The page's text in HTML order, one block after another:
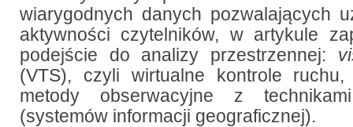
wiarygodnych danych pozwalających
aktywności czytelników, w artykule
podejście do analizy przestrzennej:
(VTS), czyli wirtualne kontrole ruchu,
metody obserwacyjne z
(systemów informacji geograficznej).